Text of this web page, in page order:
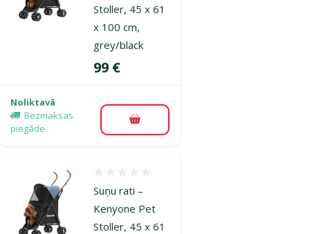
Stoller, 45 x 61
x 100 cm,
grey/black
Cena
99 €
Noliktavā
Bezmaksas
piegāde
Pievienot grozam
Suņu rati –
Kenyone Pet
Stoller, 45 x 61